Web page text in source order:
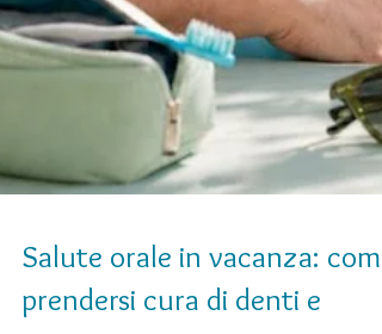
Salute orale in vacanza: come